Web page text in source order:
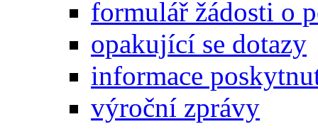
formulář žádosti o
opakující se dotazy
informace
výroční zprávy